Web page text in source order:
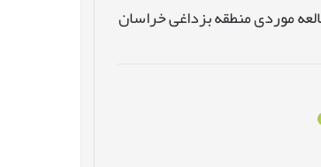
موردی منطقه بزداغی خراسان